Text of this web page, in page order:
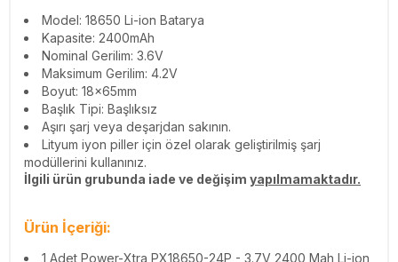
Model: 18650 Li-ion Batarya
Kapasite: 2400mAh
Nominal Gerilim: 3.6V
Maksimum Gerilim: 4.2V
Boyut: 18x65mm
Başlık Tipi: Başlıksız
Aşırı şarj veya deşarjdan sakının.
Lityum iyon piller için özel olarak geliştirilmiş şarj
modüllerini kullanınız.
İlgili ürün grubunda iade ve değişim yapılmamaktadır.
Ürün İçeriği:
1 Adet Power-Xtra PX18650-24P - 3.7V 2400 Mah Li-ion